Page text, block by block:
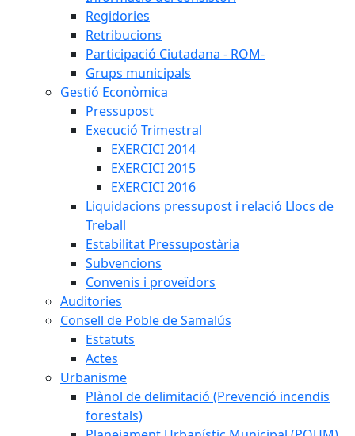
Regidories
Retribucions
Participació Ciutadana - ROM-
Grups municipals
Gestió Econòmica
Pressupost
Execució Trimestral
EXERCICI 2014
EXERCICI 2015
EXERCICI 2016
Liquidacions pressupost i relació Llocs de
Treball
Estabilitat Pressupostària
Subvencions
Convenis i proveïdors
Auditories
Consell de Poble de Samalús
Estatuts
Actes
Urbanisme
Plànol de delimitació (Prevenció incendis
forestals)